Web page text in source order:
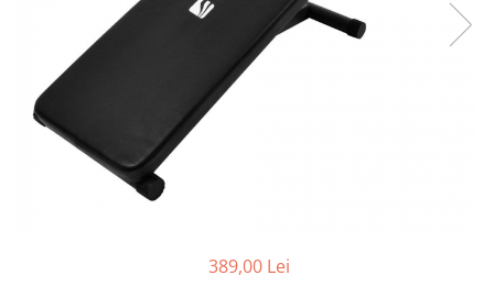
Landouri pentru bebelusi
Scaune auto copii
Camera copilului
Patuturi copii
Patuturi lemn pana la 120 x 60 cm
Patuturi lemn 140 x 70 cm
Patuturi lemn 160 x 80 cm
389,00 Lei